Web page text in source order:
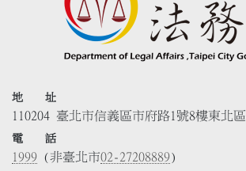
地 址
110204 臺北市信義區市府路1號8樓東北區
電 話
1999 (非臺北市02-27208889)